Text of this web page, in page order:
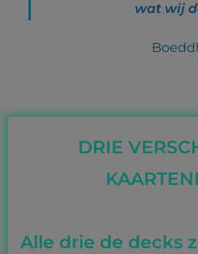
wat wij
DRIE
Alle drie de decks